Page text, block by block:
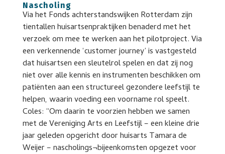
Nascholing
Via het Fonds achterstandswijken Rotterdam zijn
tientallen huisartsenpraktijken benaderd met het
verzoek om mee te werken aan het pilotproject. Via
een verkennende ‘customer journey’ is vastgesteld
dat huisartsen een sleutelrol spelen en dat zij nog
niet over alle kennis en instrumenten beschikken om
patiënten aan een structureel gezondere leefstijl te
helpen, waarin voeding een voorname rol speelt.
Coles: “Om daarin te voorzien hebben we samen
met de Vereniging Arts en Leefstijl – een kleine drie
jaar geleden opgericht door huisarts Tamara de
Weijer – nascholings¬bijeenkomsten opgezet voor